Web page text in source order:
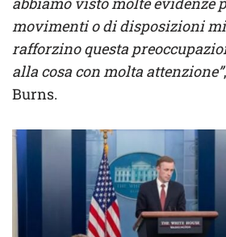
movimenti o di disposizioni
rafforzino questa
alla cosa con molta attenzione”
Burns.